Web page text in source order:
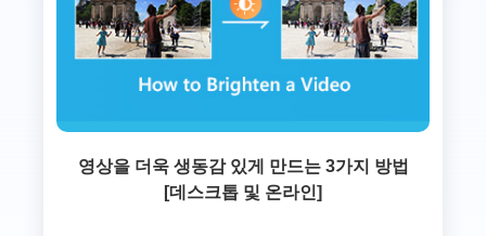
영상을 더욱 생동감 있게 만드는 3가지 방법
[데스크톱 및 온라인]